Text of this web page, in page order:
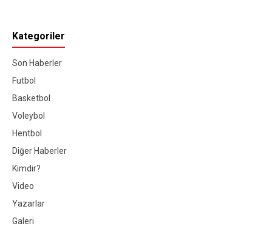
Kategoriler
Son Haberler
Futbol
Basketbol
Voleybol
Hentbol
Diğer Haberler
Kimdir?
Video
Yazarlar
Galeri